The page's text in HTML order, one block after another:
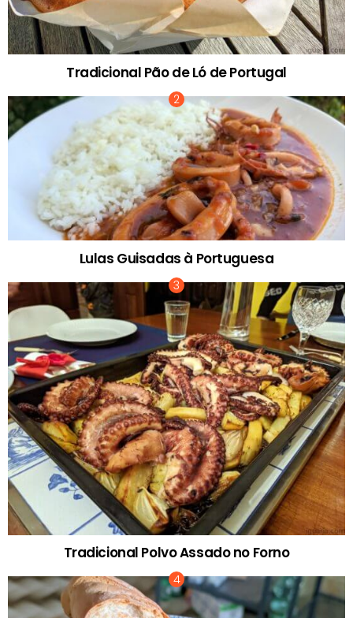
Tradicional Pão de Ló de Portugal
Lulas Guisadas à Portuguesa
Tradicional Polvo Assado no Forno